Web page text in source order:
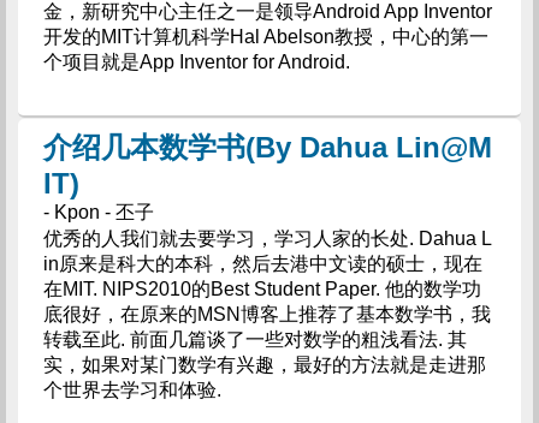
金，新研究中心主任之一是领导Android App Inventor
开发的MIT计算机科学Hal Abelson教授，中心的第一
个项目就是App Inventor for Android.
介绍几本数学书(By Dahua Lin@M
IT)
- Kpon - 丕子
优秀的人我们就去要学习，学习人家的长处. Dahua L
in原来是科大的本科，然后去港中文读的硕士，现在
在MIT. NIPS2010的Best Student Paper. 他的数学功
底很好，在原来的MSN博客上推荐了基本数学书，我
转载至此. 前面几篇谈了一些对数学的粗浅看法. 其
实，如果对某门数学有兴趣，最好的方法就是走进那
个世界去学习和体验.